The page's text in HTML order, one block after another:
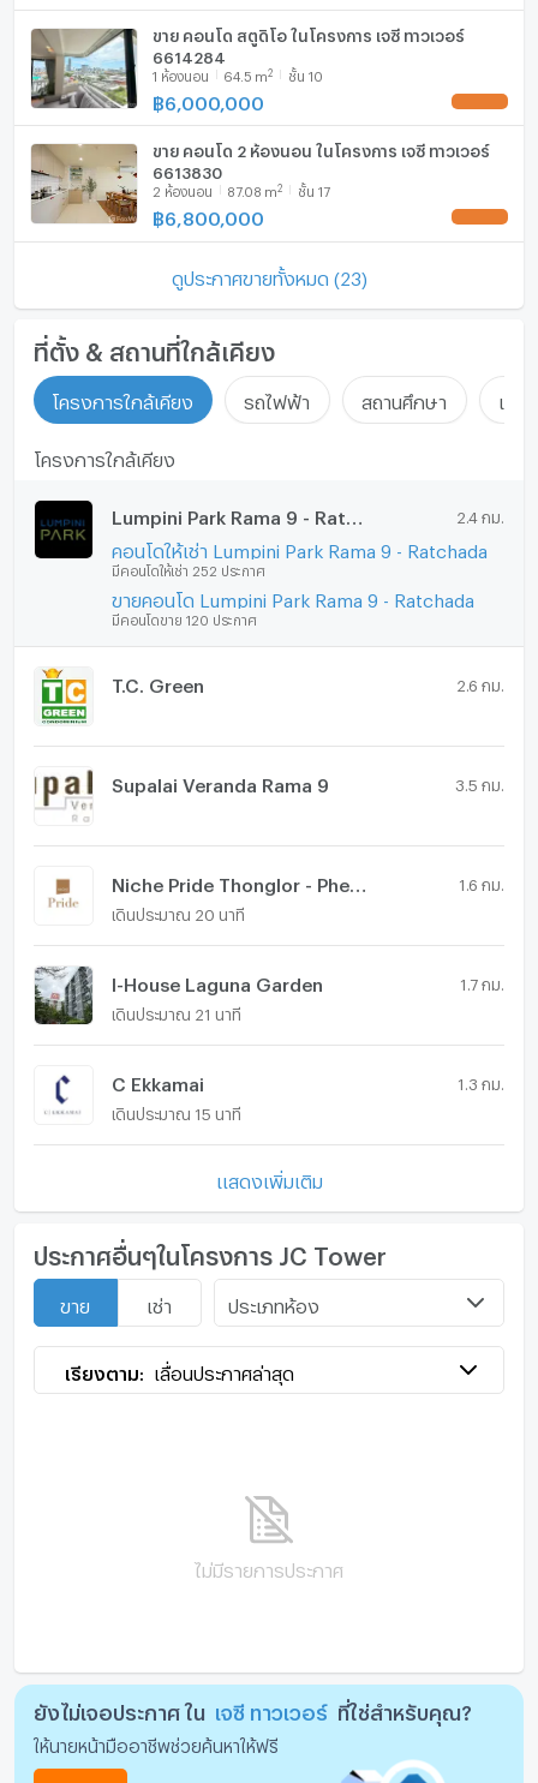
ขาย คอนโด สตูดิโอ ในโครงการ เจซี ทาวเวอร์
6614284
1 ห้องนอน 64.5 m2 ชั้น 10
฿6,000,000
ขาย คอนโด 2 ห้องนอน ในโครงการ เจซี ทาวเวอร์
6613830
2 ห้องนอน 87.08 m2 ชั้น 17
฿6,800,000
ดูประกาศขายทั้งหมด (23)
ที่ตั้ง & สถานที่ใกล้เคียง
โครงการใกล้เคียง รถไฟฟ้า สถานศึกษา แหล่
โครงการใกล้เคียง
2.4 กม.
คอนโดให้เช่า Lumpini Park Rama 9 - Ratchada
มีคอนโดให้เช่า 252 ประกาศ
ขายคอนโด Lumpini Park Rama 9 - Ratchada
มีคอนโดขาย 120 ประกาศ
T.C. Green 2.6 กม.
Supalai Veranda Rama 9 3.5 กม.
Niche Pride Thonglor - Phetchaburi 1.6 กม.
เดินประมาณ 20 นาที
I-House Laguna Garden 1.7 กม.
เดินประมาณ 21 นาที
C Ekkamai 1.3 กม.
เดินประมาณ 15 นาที
แสดงเพิ่มเติม
ประกาศอื่นๆในโครงการ JC Tower
ขาย เช่า ประเภทห้อง
เรียงตาม: เลื่อนประกาศล่าสุด
ไม่มีรายการประกาศ
ยังไม่เจอประกาศ ใน เจซี ทาวเวอร์ ที่ใช่สำหรับคุณ?
ให้นายหน้ามืออาชีพช่วยค้นหาให้ฟรี